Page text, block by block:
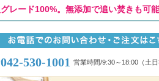
レード100%。無添加で追い焚きも可能
530-1001 営業時間/9:30～18:00（土日